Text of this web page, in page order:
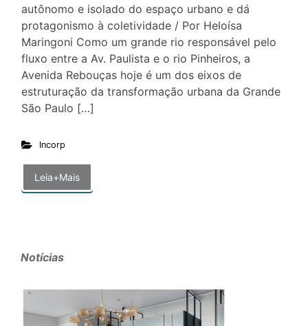
autônomo e isolado do espaço urbano e dá
protagonismo à coletividade / Por Heloísa
Maringoni Como um grande rio responsável pelo
fluxo entre a Av. Paulista e o rio Pinheiros, a
Avenida Rebouças hoje é um dos eixos de
estruturação da transformação urbana da Grande
São Paulo […]
Incorp
Leia+Mais
Notícias